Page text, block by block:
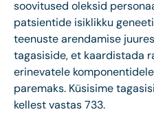
soovitused oleksid
patsientide isiklikku
teenuste arendamise
tagasiside, et kaardistada
erinevatele
paremaks. Küsisime
kellest vastas 733.